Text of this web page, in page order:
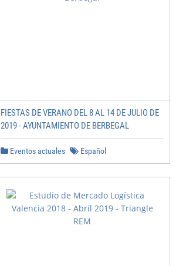
FIESTAS DE VERANO DEL 8 AL 14 DE JULIO DE
2019 - AYUNTAMIENTO DE BERBEGAL
Eventos actuales Español